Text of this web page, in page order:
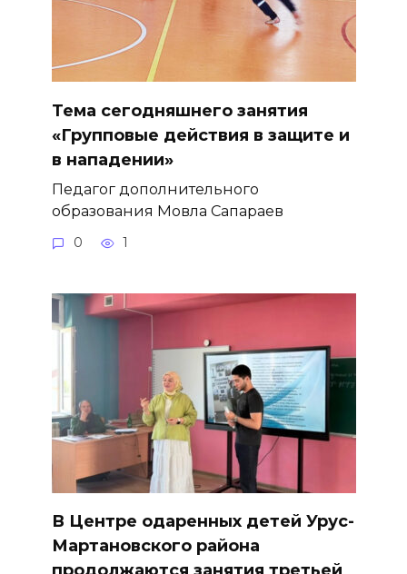
Тема сегодняшнего занятия
«Групповые действия в защите и
в нападении»
Педагог дополнительного
образования Мовла Сапараев
0 1
В Центре одаренных детей Урус-
Мартановского района